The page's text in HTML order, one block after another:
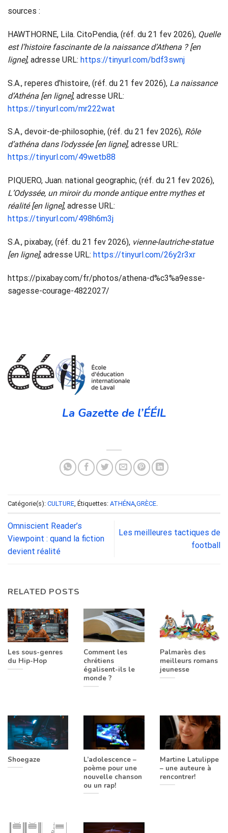
sources :
HAWTHORNE, Lila. CitoPendia, (réf. du 21 fev 2026), Quelle
est l’histoire fascinante de la naissance d’Athena ? [en
ligne], adresse URL: https://tinyurl.com/bdf3swnj
S.A., reperes d’histoire, (réf. du 21 fev 2026), La naissance
d’Athéna [en ligne], adresse URL:
https://tinyurl.com/mr222wat
S.A., devoir-de-philosophie, (réf. du 21 fev 2026), Rôle
d’athéna dans l’odyssée [en ligne], adresse URL:
https://tinyurl.com/49wetb88
PIQUERO, Juan. national geographic, (réf. du 21 fev 2026),
L’Odyssée, un miroir du monde antique entre mythes et
réalité [en ligne], adresse URL:
https://tinyurl.com/498h6m3j
S.A., pixabay, (réf. du 21 fev 2026), vienne-lautriche-statue
[en ligne], adresse URL: https://tinyurl.com/26y2r3xr
https://pixabay.com/fr/photos/athena-d%c3%a9esse-
sagesse-courage-4822027/
La Gazette de l’ÉÉIL
Catégorie(s): CULTURE , Étiquettes: ATHÉNA GRÈCE
Omniscient Reader’s
Viewpoint : quand la fiction
devient réalité
Les meilleures tactiques de
football
RELATED POSTS
Les sous-genres
du Hip-Hop
Comment les
chrétiens
égalisent-ils le
monde ?
Palmarès des
meilleurs romans
jeunesse
Shoegaze
L’adolescence –
poème pour une
nouvelle chanson
ou un rap!
Martine Latulippe
– une auteure à
rencontrer!